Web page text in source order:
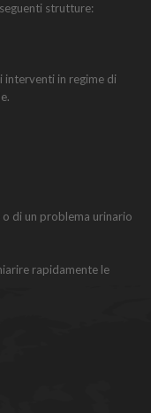
strutture:
interventi in regime di
di un problema urinario
rapidamente le